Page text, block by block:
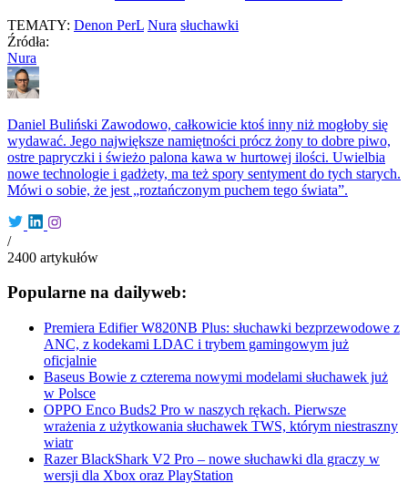
TEMATY: Denon PerL Nura słuchawki
Źródła:
Nura
Daniel Buliński Zawodowo, całkowicie ktoś inny niż mogłoby się
wydawać. Jego największe namiętności prócz żony to dobre piwo,
ostre papryczki i świeżo palona kawa w hurtowej ilości. Uwielbia
nowe technologie i gadżety, ma też spory sentyment do tych starych.
Mówi o sobie, że jest „roztańczonym puchem tego świata”.
/
2400 artykułów
Popularne na dailyweb:
Premiera Edifier W820NB Plus: słuchawki bezprzewodowe z
ANC, z kodekami LDAC i trybem gamingowym już
oficjalnie
Baseus Bowie z czterema nowymi modelami słuchawek już
w Polsce
OPPO Enco Buds2 Pro w naszych rękach. Pierwsze
wrażenia z użytkowania słuchawek TWS, którym niestraszny
wiatr
Razer BlackShark V2 Pro – nowe słuchawki dla graczy w
wersji dla Xbox oraz PlayStation